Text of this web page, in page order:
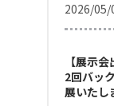
2026/05/
【展示
2回バッ
展いたし